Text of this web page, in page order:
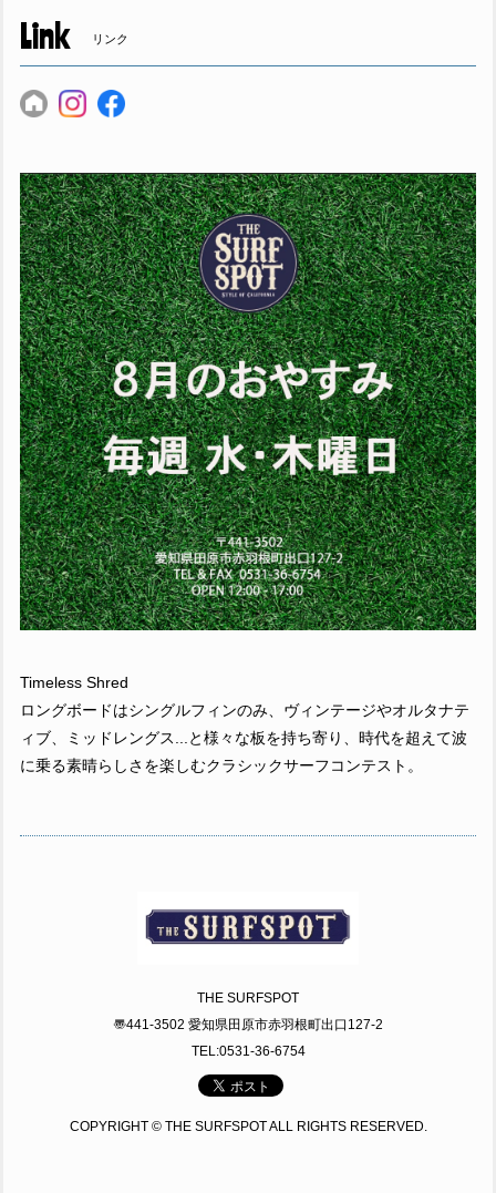
Link リンク
Timeless Shred
ロングボードはシングルフィンのみ、ヴィンテージやオルタナテ
ィブ、ミッドレングス...と様々な板を持ち寄り、時代を超えて波
に乗る素晴らしさを楽しむクラシックサーフコンテスト。
THE SURFSPOT
〠441-3502 愛知県田原市赤羽根町出口127-2
TEL:0531-36-6754
COPYRIGHT © THE SURFSPOT ALL RIGHTS RESERVED.